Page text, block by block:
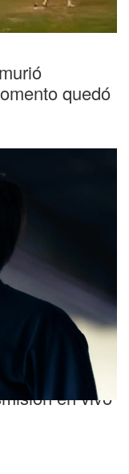
quedó
influencer
en vivo